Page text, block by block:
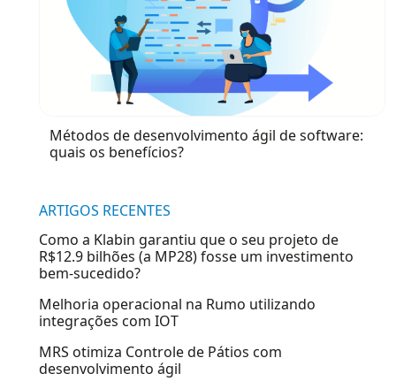
Métodos de desenvolvimento ágil de software:
quais os benefícios?
ARTIGOS RECENTES
Como a Klabin garantiu que o seu projeto de
R$12.9 bilhões (a MP28) fosse um investimento
bem-sucedido?
Melhoria operacional na Rumo utilizando
integrações com IOT
MRS otimiza Controle de Pátios com
desenvolvimento ágil